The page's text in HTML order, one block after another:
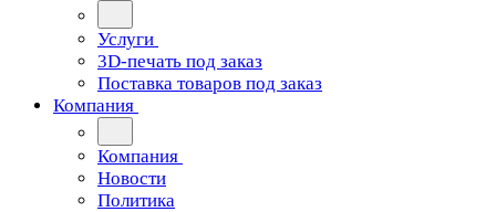
Услуги
3D-печать под заказ
Поставка товаров под заказ
Компания
Компания
Новости
Политика